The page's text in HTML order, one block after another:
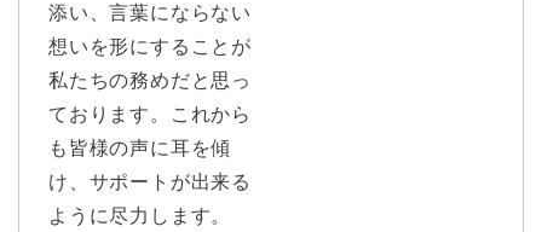
添い、言葉にならない
想いを形にすることが
私たちの務めだと思っ
ております。これから
も皆様の声に耳を傾
け、サポートが出来る
ように尽力します。